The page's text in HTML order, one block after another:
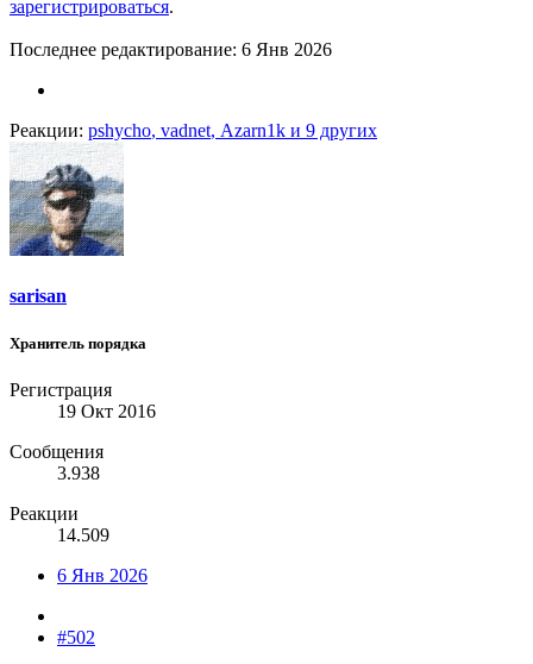
зарегистрироваться.
Последнее редактирование: 6 Янв 2026
Реакции: pshycho, vadnet, Azarn1k и 9 других
sarisan
Хранитель порядка
Регистрация
19 Окт 2016
Сообщения
3.938
Реакции
14.509
6 Янв 2026
#502